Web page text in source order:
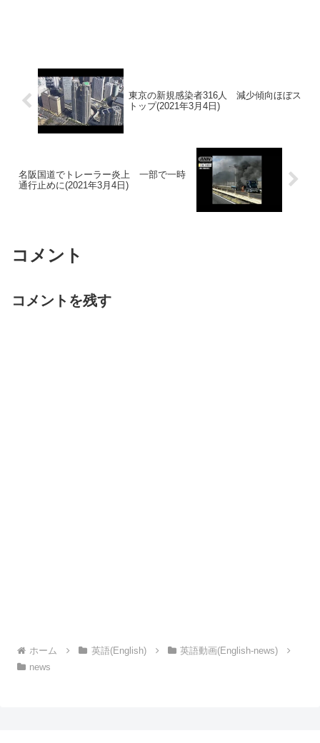
東京の新規感染者316人 減少傾向ほぼス
トップ(2021年3月4日)
名阪国道でトレーラー炎上 一部で一時
通行止めに(2021年3月4日)
コメント
コメントを残す
ホーム 英語(English)
英語動画(English-news)
news